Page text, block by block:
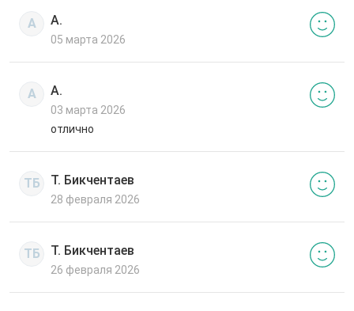
А А.
05 марта 2026
А А.
03 марта 2026
отлично
ТБ Т. Бикчентаев
28 февраля 2026
ТБ Т. Бикчентаев
26 февраля 2026